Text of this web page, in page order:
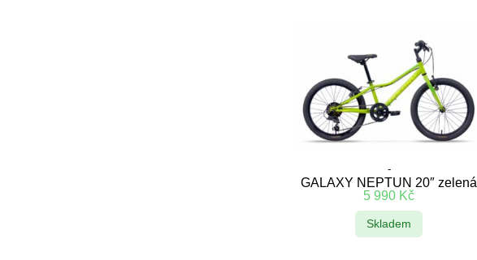
-
GALAXY NEPTUN 20″ zelená
5 990 Kč
Skladem